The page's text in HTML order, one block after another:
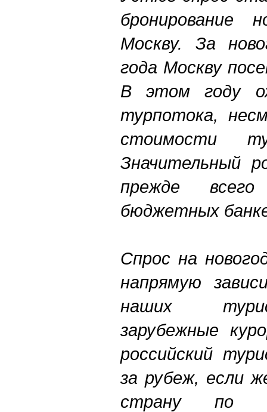
бронирование
Москву. За
года Москву
В этом году
турпотока,
стоимости
Значительный
прежде
бюджетных
Спрос на
напрямую
наших
зарубежные
российский
за рубеж, если
страну по